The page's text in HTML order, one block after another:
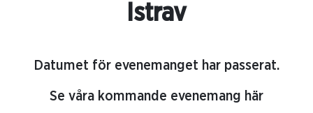
Istrav
Datumet för evenemanget har passerat.
Se våra kommande evenemang här